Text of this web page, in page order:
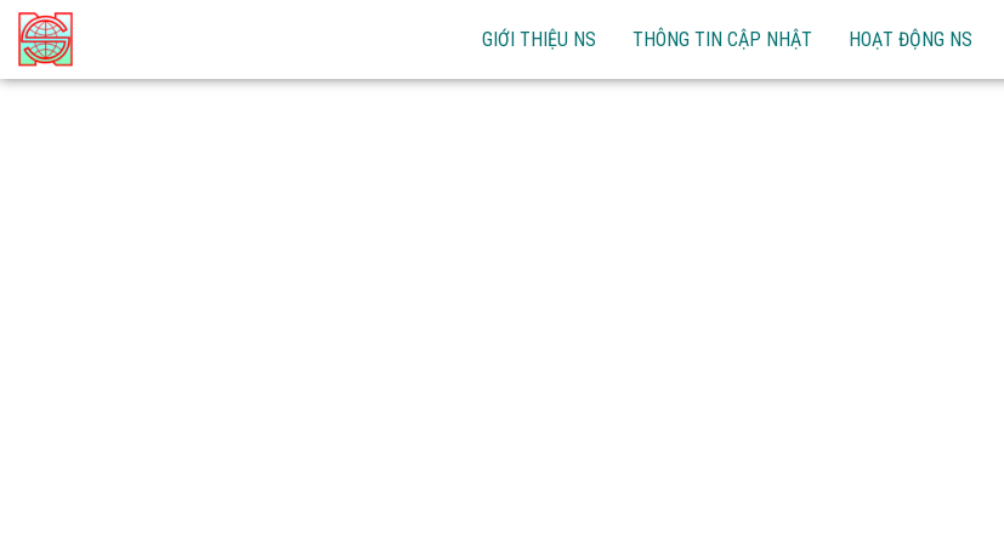
GIỚI THIỆU NS THÔNG TIN CẬP NHẬT HOẠT ĐỘNG NS